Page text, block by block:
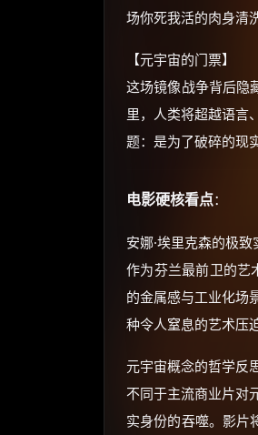
场你死我活的肉身清
【元宇宙的门票】
这场镜像战争背后隐
里，人类将超越语言
题：是为了破碎的现
电影硬核看点：
安娜·埃里克森的极
作为芬兰最前卫的艺
的金属感与工业化场
种令人窒息的艺术压
元宇宙概念的哲学反
不同于主流商业片对
实身份的吞噬。影片